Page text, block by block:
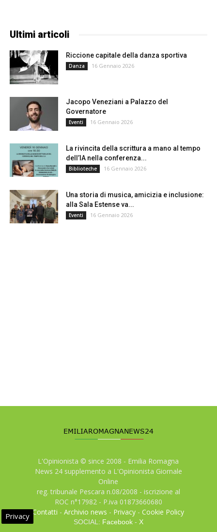
Ultimi articoli
Riccione capitale della danza sportiva
Danza 16 Gennaio 2026
Jacopo Veneziani a Palazzo del
Governatore
Eventi 16 Gennaio 2026
La rivincita della scrittura a mano al tempo
dell’IA nella conferenza...
Biblioteche 16 Gennaio 2026
Una storia di musica, amicizia e inclusione:
alla Sala Estense va...
Eventi 16 Gennaio 2026
L'Opinionista © since 2008 - Emilia Romagna
News 24 supplemento a L'Opinionista Giornale
Online
reg. tribunale Pescara n.08/2008 - iscrizione al
ROC n°17982 - P.iva 01873660680
Contatti -Archivio news - Privacy -Cookie Policy
SOCIAL: Facebook- X
Privacy